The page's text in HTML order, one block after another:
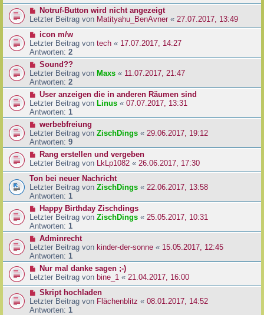
Notruf-Button wird nicht angezeigt
Letzter Beitrag von Matityahu_BenAvner « 27.07.2017, 13:49
icon m/w
Letzter Beitrag von tech « 17.07.2017, 14:27
Antworten: 2
Sound??
Letzter Beitrag von Maxs « 11.07.2017, 21:47
Antworten: 2
User anzeigen die in anderen Räumen sind
Letzter Beitrag von Linus « 07.07.2017, 13:31
Antworten: 1
werbebfreiung
Letzter Beitrag von ZischDings « 29.06.2017, 19:12
Antworten: 9
Rang erstellen und vergeben
Letzter Beitrag von
LkLp1082 « 26.06.2017, 17:30
Ton bei neuer Nachricht
Letzter Beitrag von ZischDings « 22.06.2017, 13:58
Antworten: 1
Happy Birthday Zischdings
Letzter Beitrag von ZischDings « 25.05.2017, 10:31
Antworten: 1
Adminrecht
Letzter Beitrag von kinder-der-sonne « 15.05.2017, 12:45
Antworten: 1
Nur mal danke sagen ;-)
Letzter Beitrag von bine_1 « 21.04.2017, 16:00
Skript hochladen
Letzter Beitrag von Flächenblitz « 08.01.2017, 14:52
Antworten: 1